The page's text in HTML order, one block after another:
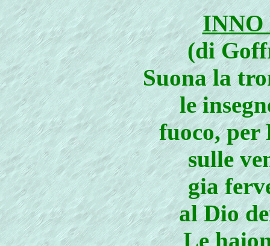
(di
Suona la
le
fuoco, per
sulle
gia
al Dio
Le